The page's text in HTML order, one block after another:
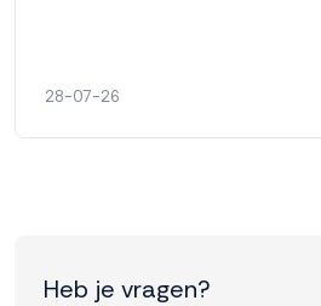
28-07-26
Heb je vragen?